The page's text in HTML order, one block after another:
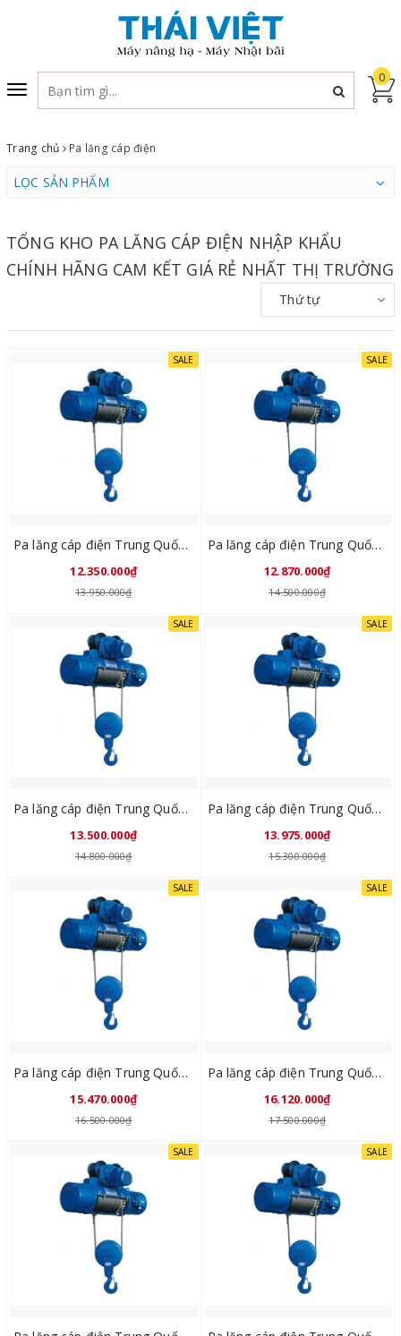
Toggle
navigation
0
Trang chủ Pa lăng cáp điện
LỌC SẢN PHẨM
TỔNG KHO PA LĂNG CÁP ĐIỆN NHẬP KHẨU
CHÍNH HÃNG CAM KẾT GIÁ RẺ NHẤT THỊ TRƯỜNG
Thứ tự
SALE
Pa lăng cáp điện Trung Quốc CD1 1Tx6M
12.350.000₫
13.950.000₫
SALE
Pa lăng cáp điện Trung Quốc CD1 1Tx9M
12.870.000₫
14.500.000₫
SALE
Pa lăng cáp điện Trung Quốc CD1 1Tx12M
13.500.000₫
14.800.000₫
SALE
Pa lăng cáp điện Trung Quốc CD1 1Tx18M
13.975.000₫
15.300.000₫
SALE
Pa lăng cáp điện Trung Quốc CD1 2Tx6M
15.470.000₫
16.500.000₫
SALE
Pa lăng cáp điện Trung Quốc CD1 2Tx9M
16.120.000₫
17.500.000₫
SALE SALE